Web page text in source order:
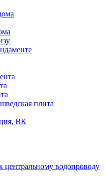
плита
ВК
центральному водопроводу